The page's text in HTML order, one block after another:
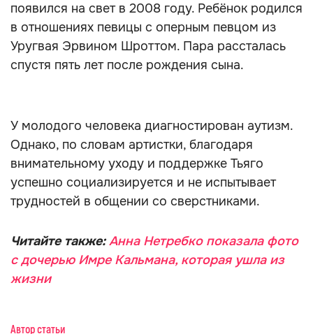
появился на свет в 2008 году. Ребёнок родился
в отношениях певицы с оперным певцом из
Уругвая Эрвином Шроттом. Пара рассталась
спустя пять лет после рождения сына.
У молодого человека диагностирован аутизм.
Однако, по словам артистки, благодаря
внимательному уходу и поддержке Тьяго
успешно социализируется и не испытывает
трудностей в общении со сверстниками.
Читайте также:Анна Нетребко показала фото
с дочерью Имре Кальмана, которая ушла из
жизни
Автор статьи